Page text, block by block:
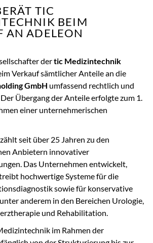
TIC
BEIM
AN ADELEON
dertic Medizintechnik
Verkauf sämtlicher Anteile an die
GmbH umfassend rechtlich und
Übergang der Anteile erfolgte zum 1.
einer unternehmerischen
seit über 25 Jahren zu den
Anbietern innovativer
Das Unternehmen entwickelt,
hochwertige Systeme für die
sowie für konservative
anderem in den Bereichen Urologie,
und Rehabilitation.
im Rahmen der